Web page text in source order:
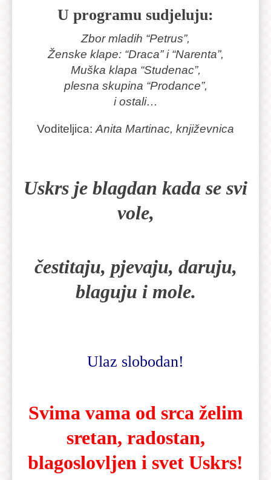
U programu sudjeluju:
Zbor mladih “Petrus”,
Ženske klape: “Draca” i “Narenta”,
Muška klapa “Studenac”,
plesna skupina “Prodance”,
i ostali…
Voditeljica: Anita Martinac, književnica
Uskrs je blagdan kada se svi
vole,
čestitaju, pjevaju, daruju,
blaguju i mole.
Ulaz slobodan!
Svima vama od srca želim
sretan, radostan,
blagoslovljen i svet Uskrs!